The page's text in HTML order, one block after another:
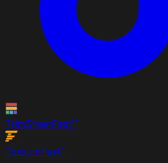
TrimSheetFast™
TextureFast™